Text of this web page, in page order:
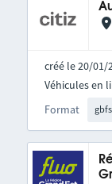
créé le 20/01/
Format gbfs
Véhicules en